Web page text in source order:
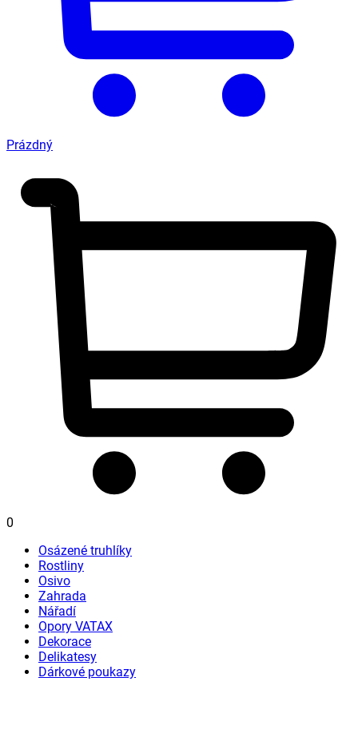
Prázdný
0
Osázené truhlíky
Rostliny
Osivo
Zahrada
Nářadí
Opory VATAX
Dekorace
Delikatesy
Dárkové poukazy